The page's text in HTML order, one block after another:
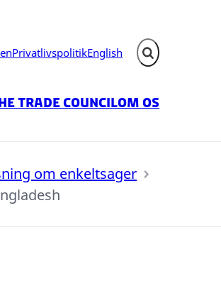
PrivatlivspolitikEnglish Fold søgefelt ud
Trade CouncilOm os
om enkeltsager